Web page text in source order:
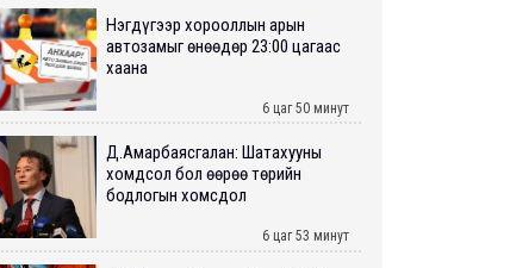
Нэгдүгээр хорооллын арын
автозамыг өнөөдөр 23:00 цагаас
хаана
6 цаг 50 минут
Д.Амарбаясгалан: Шатахууны
хомдсол бол өөрөө төрийн
бодлогын хомсдол
6 цаг 53 минут